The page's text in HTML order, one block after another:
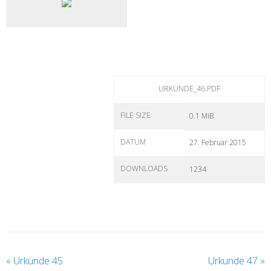
URKUNDE_46.PDF
FILE SIZE 0.1 MiB
DATUM 27. Februar 2015
DOWNLOADS 1234
« Urkunde 45 Urkunde 47 »